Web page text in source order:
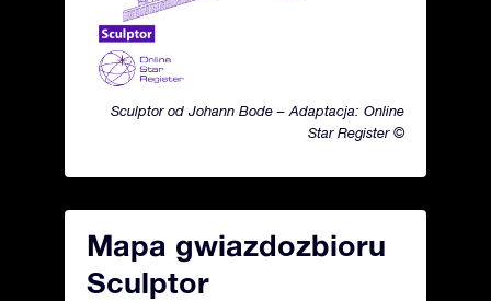
Sculptor od Johann Bode – Adaptacja: Online
Star Register ©
Mapa gwiazdozbioru
Sculptor